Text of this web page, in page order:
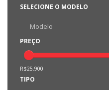
SELECIONE O MODELO
PREÇO
R$25.900
TIPO